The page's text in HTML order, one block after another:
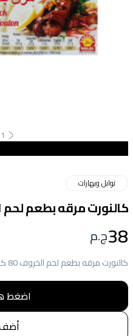
1
توابل وبهارات
كالنورت مرقه بطعم لحم
38ج.م
كالنورت مرقه بطعم لحم الخروف 80 كجم
اضغط